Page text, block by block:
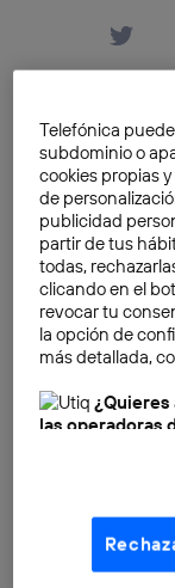
Telefónica
subdominio o
cookies propias
de
publicidad
partir de tus
todas,
clicando en el
revocar tu
la opción de
más detallada,
las operadoras
Nosotros,
realizar
(como se
basadas en tu
aquí
internet
operadoras de